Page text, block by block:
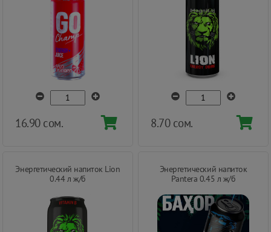
16.90 сом. 8.70 сом.
Энергетический напиток Lion
0.44 л ж/б
Энергетический напиток
Pantera 0.45 л ж/б